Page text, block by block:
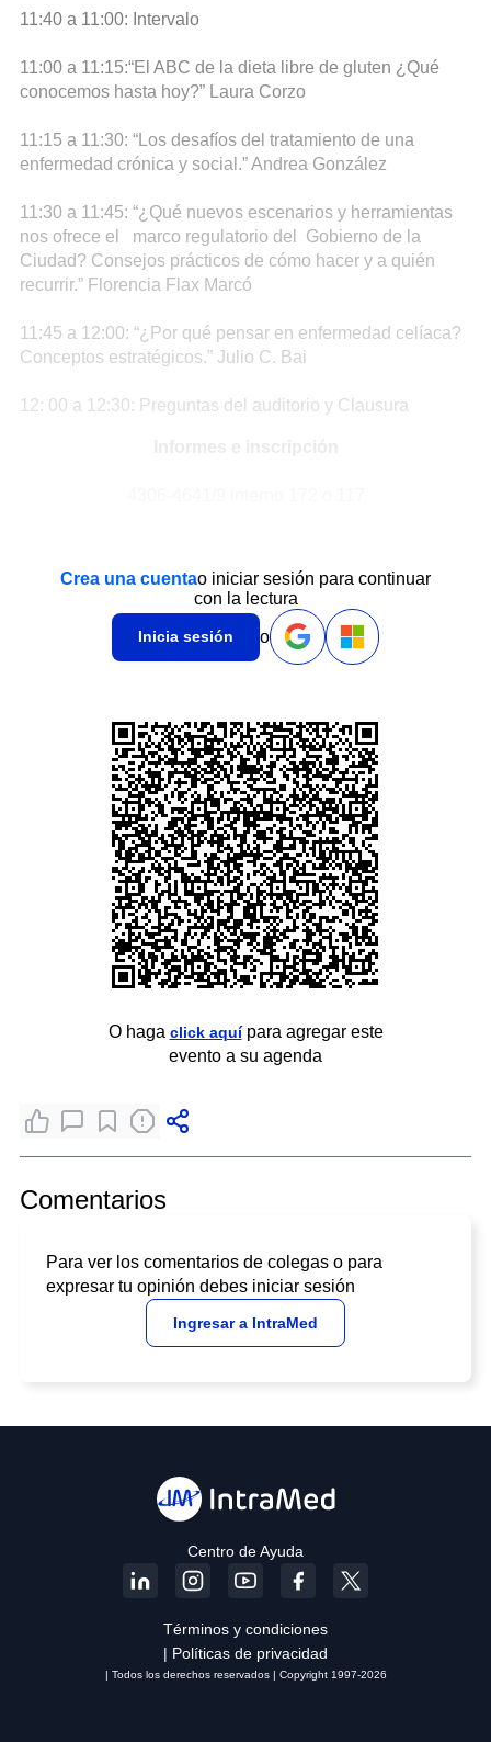
11:40 a 11:00: Intervalo
11:00 a 11:15:“El ABC de la dieta libre de gluten ¿Qué
conocemos hasta hoy?” Laura Corzo
11:15 a 11:30: “Los desafíos del tratamiento de una
enfermedad crónica y social.” Andrea González
11:30 a 11:45: “¿Qué nuevos escenarios y herramientas
nos ofrece el marco regulatorio del Gobierno de la
Ciudad? Consejos prácticos de cómo hacer y a quién
recurrir.” Florencia Flax Marcó
11:45 a 12:00: “¿Por qué pensar en enfermedad celíaca?
Conceptos estratégicos.” Julio C. Bai
12: 00 a 12:30: Preguntas del auditorio y Clausura
Crea una cuentao iniciar sesión para continuar
con la lectura
Inicia sesión o
O haga click aquípara agregar este
evento a su agenda
Comentarios
Para ver los comentarios de colegas o para
expresar tu opinión debes iniciar sesión
Ingresar a IntraMed
Centro de Ayuda
Términos y condiciones
| Políticas de privacidad
| Todos los derechos reservados | Copyright 1997-2026